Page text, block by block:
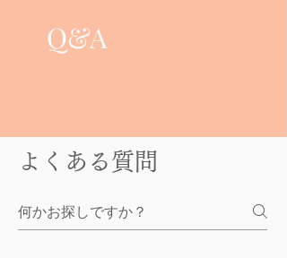
Q&A
よくある質問